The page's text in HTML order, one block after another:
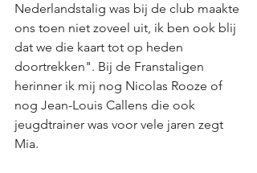
Nederlandstalig was bij de club maakte
ons toen niet zoveel uit, ik ben ook blij
dat we die kaart tot op heden
doortrekken". Bij de Franstaligen
herinner ik mij nog Nicolas Rooze of
nog Jean-Louis Callens die ook
jeugdtrainer was voor vele jaren zegt
Mia.